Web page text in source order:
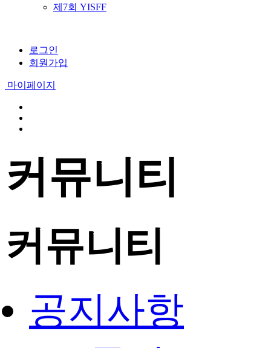
제7회 YISFF
로그인
회원가입
마이페이지
커뮤니티
커뮤니티
공지사항